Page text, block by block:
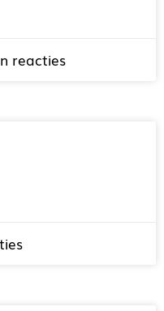
reacties